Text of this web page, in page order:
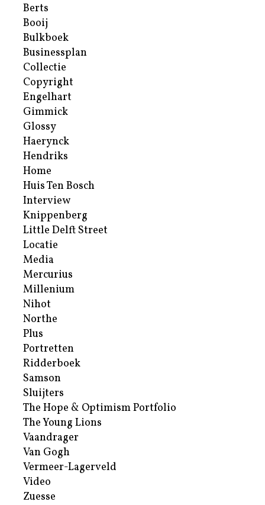
Berts
Booij
Bulkboek
Businessplan
Collectie
Copyright
Engelhart
Gimmick
Glossy
Haerynck
Hendriks
Home
Huis Ten Bosch
Interview
Knippenberg
Little Delft Street
Locatie
Media
Mercurius
Millenium
Nihot
Northe
Plus
Portretten
Ridderboek
Samson
Sluijters
The Hope & Optimism Portfolio
The Young Lions
Vaandrager
Van Gogh
Vermeer-Lagerveld
Video
Zuesse